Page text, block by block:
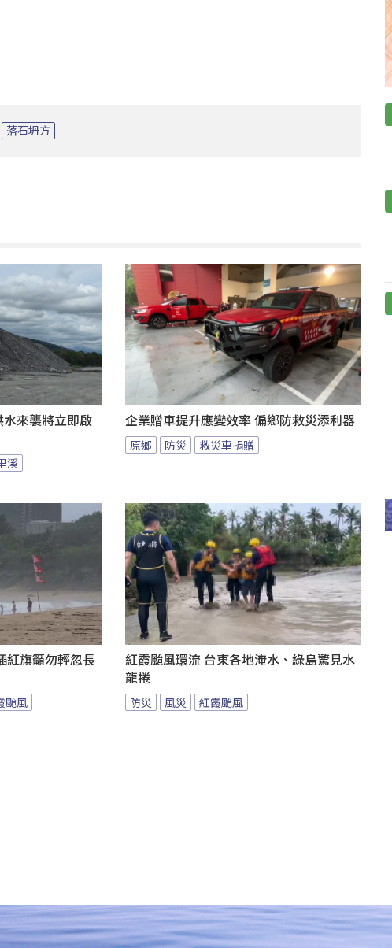
落石坍方
來襲將立即啟
溪
企業贈車提升應變效率 偏鄉防救災添利器
原鄉 防災 救災車捐贈
紅旗籲勿輕忽長
颱風
紅霞颱風環流 台東各地淹水、綠島驚見水
龍捲
防災 風災 紅霞颱風